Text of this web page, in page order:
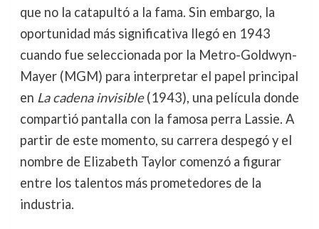
que no la catapultó a la fama. Sin embargo, la
oportunidad más significativa llegó en 1943
cuando fue seleccionada por la Metro-Goldwyn-
Mayer (MGM) para interpretar el papel principal
en La cadena invisible(1943), una película donde
compartió pantalla con la famosa perra Lassie. A
partir de este momento, su carrera despegó y el
nombre de Elizabeth Taylor comenzó a figurar
entre los talentos más prometedores de la
industria.